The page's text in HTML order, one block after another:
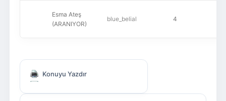
Esma Ateş
(ARANIYOR)
blue_belial 4
Konuyu Yazdır